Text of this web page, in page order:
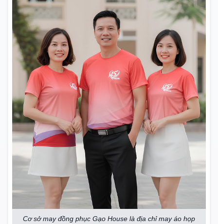
Cơ sở may đồng phục Gạo House là địa chỉ may áo họp